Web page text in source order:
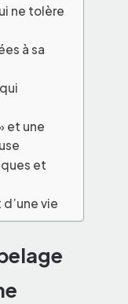
ne tolère
à sa
et une
et
vie